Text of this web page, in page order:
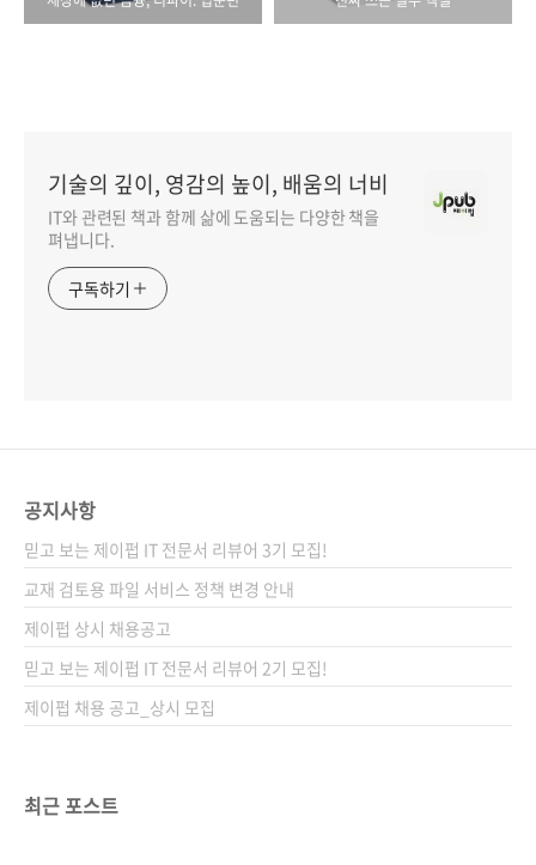
기술의 깊이, 영감의 높이, 배움의 너비
IT와 관련된 책과 함께 삶에 도움되는 다양한 책을
펴냅니다.
구독하기
공지사항
믿고 보는 제이펍 IT 전문서 리뷰어 3기 모집!
교재 검토용 파일 서비스 정책 변경 안내
제이펍 상시 채용공고
믿고 보는 제이펍 IT 전문서 리뷰어 2기 모집!
제이펍 채용 공고_상시 모집
최근 포스트